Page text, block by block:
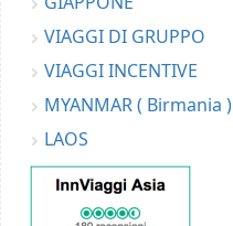
VIAGGI DI GRUPPO
VIAGGI INCENTIVE
MYANMAR ( Birmania )
LAOS